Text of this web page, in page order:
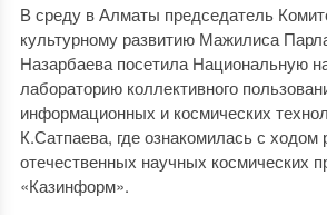
В среду в Алматы председатель
культурному развитию Мажилиса
Назарбаева посетила Национальную
лабораторию коллективного
информационных и космических
К.Сатпаева, где ознакомилась с ходом
отечественных научных космических
«Казинформ».